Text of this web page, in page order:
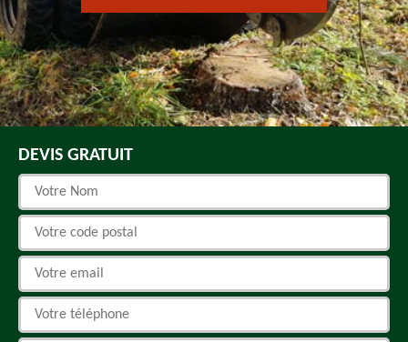
DEVIS GRATUIT